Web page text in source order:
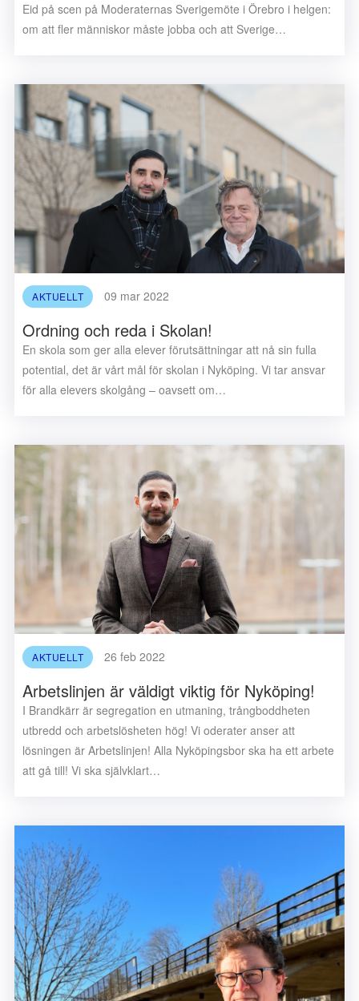
Eid på scen på Moderaternas Sverigemöte i Örebro i helgen:
om att fler människor måste jobba och att Sverige…
AKTUELLT 09 mar 2022
Ordning och reda i Skolan!
En skola som ger alla elever förutsättningar att nå sin fulla
potential, det är vårt mål för skolan i Nyköping. Vi tar ansvar
för alla elevers skolgång – oavsett om…
AKTUELLT 26 feb 2022
Arbetslinjen är väldigt viktig för Nyköping!
I Brandkärr är segregation en utmaning, trångboddheten
utbredd och arbetslösheten hög! Vi oderater anser att
lösningen är Arbetslinjen! Alla Nyköpingsbor ska ha ett arbete
att gå till! Vi ska självklart…